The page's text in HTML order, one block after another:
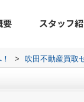
要 スタッフ
> 吹田不動産買取